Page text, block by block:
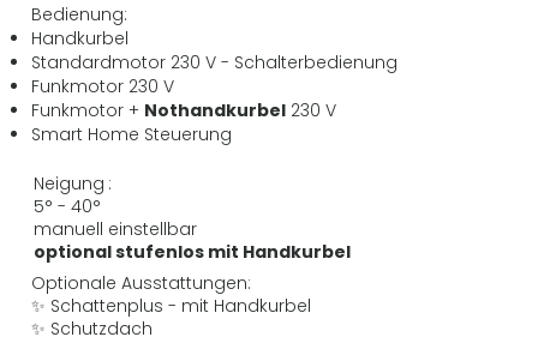
Bedienung:
Handkurbel
Standardmotor 230 V - Schalterbedienung
Funkmotor 230 V
Funkmotor + Nothandkurbel 230 V
Smart Home Steuerung
Neigung :
5° - 40°
manuell einstellbar
optional stufenlos mit Handkurbel
Optionale Ausstattungen:
✨ Schattenplus - mit Handkurbel
✨ Schutzdach